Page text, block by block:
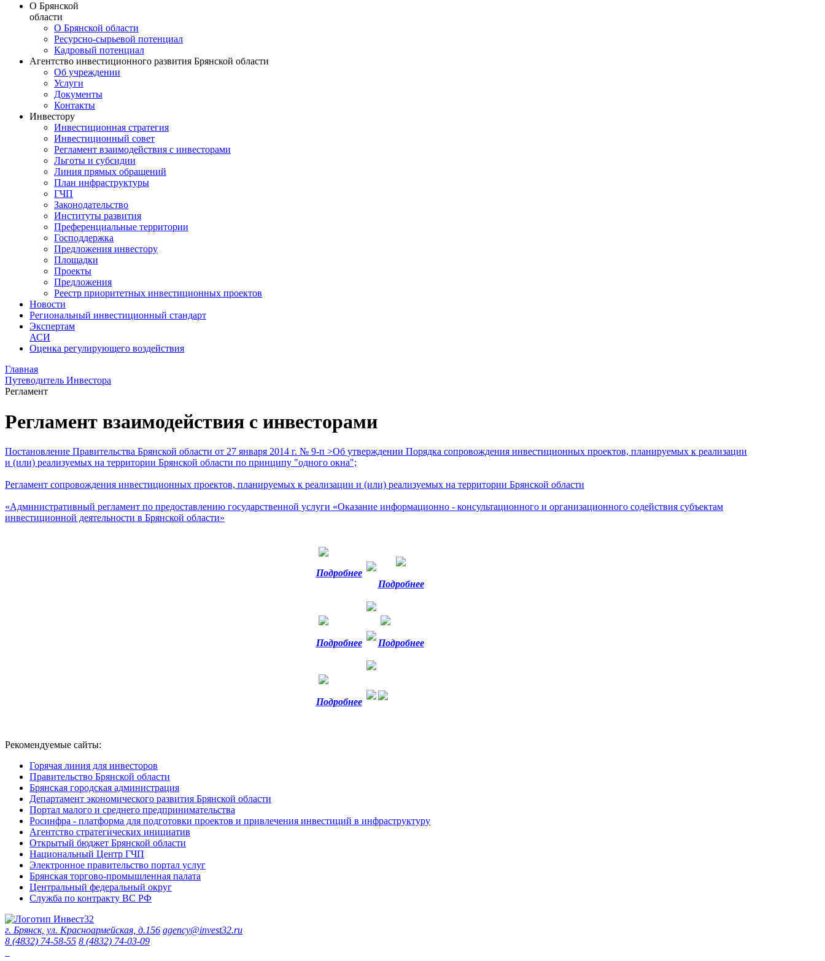
О Брянской
области
О Брянской области
Ресурсно-сырьевой потенциал
Кадровый потенциал
Агентство инвестиционного развития Брянской области
Об учреждении
Услуги
Документы
Контакты
Инвестору
Инвестиционная стратегия
Инвестиционный совет
Регламент взаимодействия с инвесторами
Льготы и субсидии
Линия прямых обращений
План инфраструктуры
ГЧП
Законодательство
Институты развития
Преференциальные территории
Господдержка
Предложения инвестору
Площадки
Проекты
Предложения
Реестр приоритетных инвестиционных проектов
Новости
Региональный инвестиционный стандарт
Экспертам
АСИ
Оценка регулирующего воздействия
Главная
Путеводитель Инвестора
Регламент
Регламент взаимодействия с инвесторами
Постановление Правительства Брянской области от 27 января 2014 г. № 9-п >Об утверждении Порядка сопровождения инвестиционных проектов, планируемых к реализации
и (или) реализуемых на территории Брянской области по принципу "одного окна";
Регламент сопровождения инвестиционных проектов, планируемых к реализации и (или) реализуемых на территории Брянской области
«Административный регламент по предоставлению государственной услуги «Оказание информационно - консультационного и организационного содействия субъектам
инвестиционной деятельности в Брянской области»
Подробнее
Подробнее
Подробнее Подробнее
Подробнее
Рекомендуемые сайты:
Горячая линия для инвесторов
Правительство Брянской области
Брянская городская администрация
Департамент экономического развития Брянской области
Портал малого и среднего предпринимательства
Росинфра - платформа для подготовки проектов и привлечения инвестиций в инфраструктуру
Агентство стратегических инициатив
Открытый бюджет Брянской области
Национальный Центр ГЧП
Электронное правительство портал услуг
Брянская торгово-промышленная палата
Центральный федеральный округ
Служба по контракту ВС РФ
г. Брянск, ул. Красноармейская, д.156 agency@invest32.ru
8 (4832) 74-58-55 8 (4832) 74-03-09